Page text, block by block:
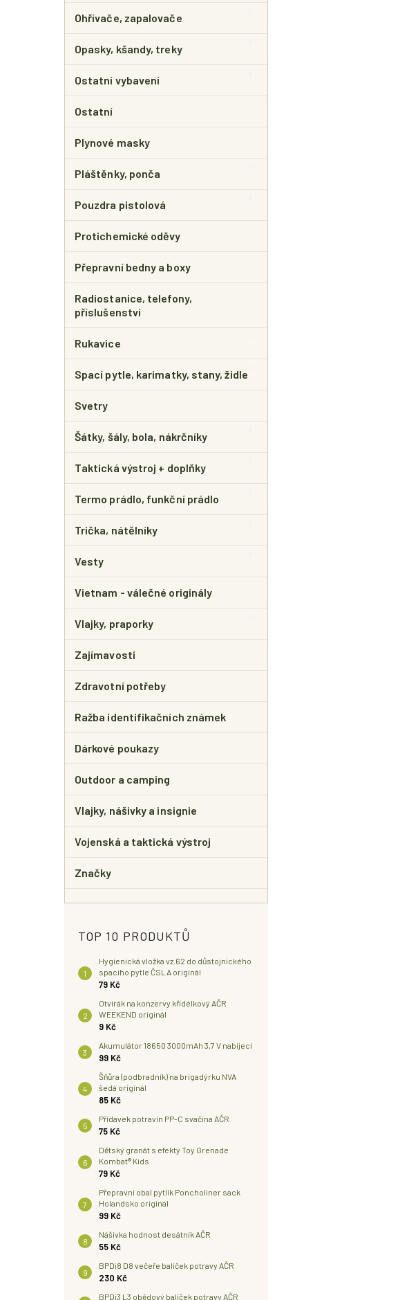
Ohřívače, zapalovače
Opasky, kšandy, treky
Ostatní vybavení
Ostatní
Plynové masky
Pláštěnky, ponča
Pouzdra pistolová
Protichemické oděvy
Přepravní bedny a boxy
Radiostanice, telefony,
příslušenství
Rukavice
Spací pytle, karimatky, stany, židle
Svetry
Šátky, šály, bola, nákrčníky
Taktická výstroj + doplňky
Termo prádlo, funkční prádlo
Trička, nátělníky
Vesty
Vietnam - válečné originály
Vlajky, praporky
Zajímavosti
Zdravotní potřeby
Ražba identifikačních známek
Dárkové poukazy
Outdoor a camping
Vlajky, nášivky a insignie
Vojenská a taktická výstroj
Značky
TOP 10 PRODUKTŮ
Hygienická vložka vz.62 do důstojnického
spacího pytle ČSLA originál
79 Kč
Otvírák na konzervy křídélkový AČR
WEEKEND originál
9 Kč
Akumulátor 18650 3000mAh 3,7 V nabíjecí
99 Kč
Šňůra (podbradník) na brigadýrku NVA
šedá originál
85 Kč
Přídavek potravin PP-C svačina AČR
75 Kč
Dětský granát s efekty Toy Grenade
Kombat® Kids
79 Kč
Přepravní obal pytlík Poncholiner sack
Holandsko originál
99 Kč
Nášivka hodnost desátník AČR
55 Kč
BPDi8 D8 večeře balíček potravy AČR
230 Kč
BPDi3 L3 obědový balíček potravy AČR